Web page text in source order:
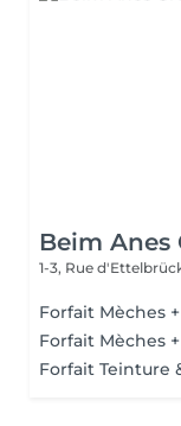
Beim Anes
1-3, Rue
Forfait Mèches
Forfait Mèches
Forfait Teinture